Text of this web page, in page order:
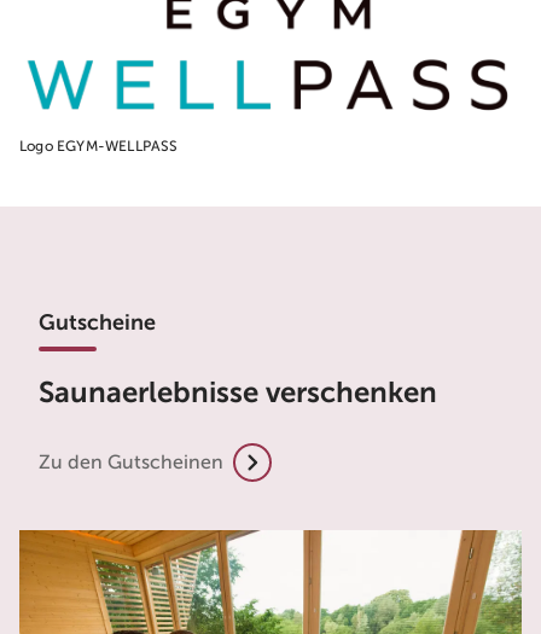
Logo EGYM-WELLPASS
Gutscheine
Saunaerlebnisse verschenken
Zu den Gutscheinen